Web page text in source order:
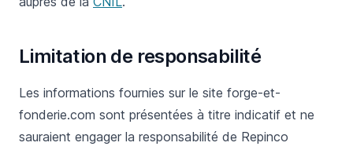
Limitation de responsabilité
Les informations fournies sur le site forge-et-
fonderie.com sont présentées à titre indicatif et ne
sauraient engager la responsabilité de Repinco